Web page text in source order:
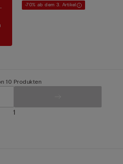
-70% ab dem 3. Artikel
10 Produkten
1